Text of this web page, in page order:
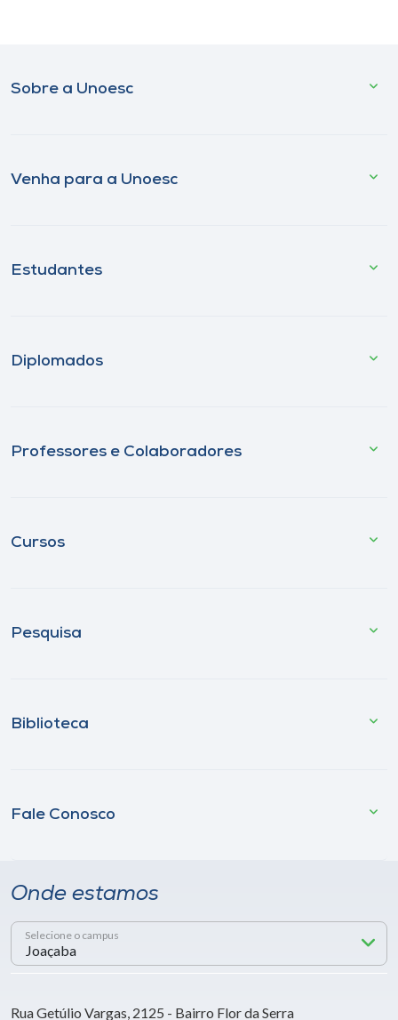
Sobre a Unoesc
Venha para a Unoesc
Estudantes
Diplomados
Professores e Colaboradores
Cursos
Pesquisa
Biblioteca
Fale Conosco
Onde estamos
Selecione o campus
Rua Getúlio Vargas, 2125 - Bairro Flor da Serra